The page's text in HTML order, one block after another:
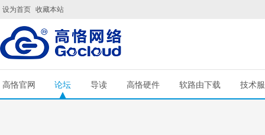
设为首页 收藏本站
高恪官网 论坛 导读 高恪硬件 软路由下载 技术